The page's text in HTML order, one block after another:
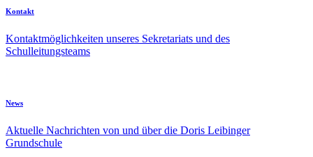
Kontakt
Kontaktmöglichkeiten unseres Sekretariats und des
Schulleitungsteams
News
Aktuelle Nachrichten von und über die Doris Leibinger
Grundschule